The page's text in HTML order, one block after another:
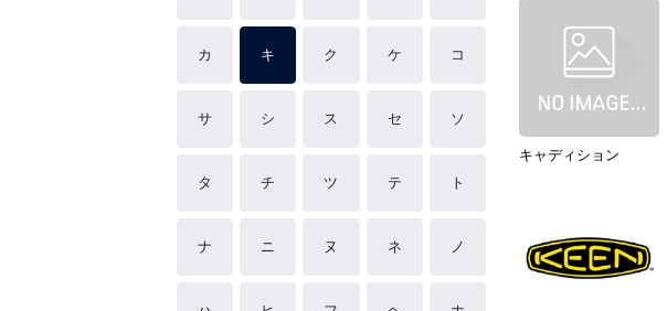
カ キ ク ケ コ
サ シ ス セ ソ
タ チ ツ テ ト
ナ ニ ヌ ネ ノ
キャディション